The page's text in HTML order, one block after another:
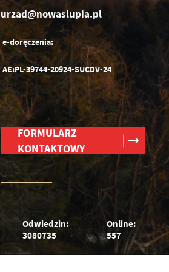
urzad@nowaslupia.pl
e-doręczenia:
AE:PL-39744-20924-SUCDV-24
FORMULARZ
KONTAKTOWY
Odwiedzin:
3080735
Online:
557